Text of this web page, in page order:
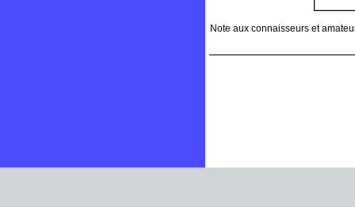
Note aux connaisseurs et